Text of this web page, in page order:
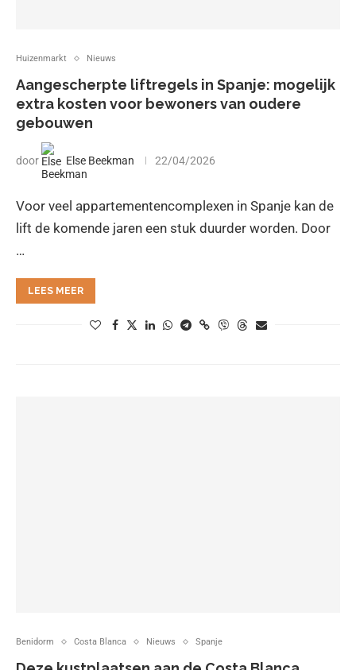
Huizenmarkt Nieuws
Aangescherpte liftregels in Spanje: mogelijk
extra kosten voor bewoners van oudere
gebouwen
door Else Beekman 22/04/2026
Voor veel appartementencomplexen in Spanje kan de
lift de komende jaren een stuk duurder worden. Door
…
LEES MEER
Benidorm Costa Blanca Nieuws Spanje